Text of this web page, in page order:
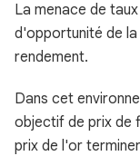
La menace de
d'opportunité de
rendement.
Dans cet
objectif de prix de
prix de l'or